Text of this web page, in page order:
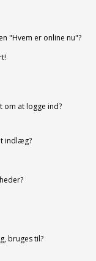
"Hvem er online nu"?
om at logge ind?
indlæg?
bruges til?